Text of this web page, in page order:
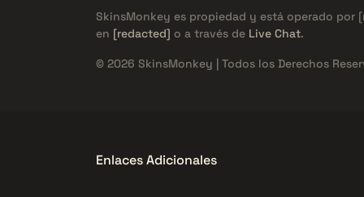
SkinsMonkey es propiedad y está operado por
en [redacted] o a través de Live Chat.
© 2026 SkinsMonkey | Todos los Derechos
Enlaces Adicionales